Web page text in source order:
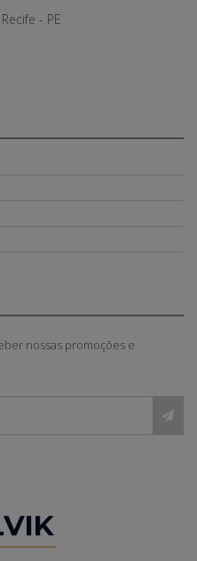
- PE
nossas promoções e